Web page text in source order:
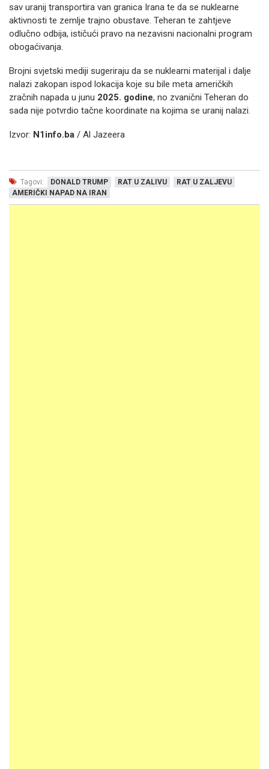
sav uranij transportira van granica Irana te da se nuklearne
aktivnosti te zemlje trajno obustave. Teheran te zahtjeve
odlučno odbija, ističući pravo na nezavisni nacionalni program
obogaćivanja.
Brojni svjetski mediji sugeriraju da se nuklearni materijal i dalje
nalazi zakopan ispod lokacija koje su bile meta američkih
zračnih napada u junu 2025. godine, no zvanični Teheran do
sada nije potvrdio tačne koordinate na kojima se uranij nalazi.
Izvor: N1info.ba / Al Jazeera
Tagovi: DONALD TRUMP RAT U ZALIVU
RAT U ZALJEVU
AMERIČKI NAPAD NA IRAN